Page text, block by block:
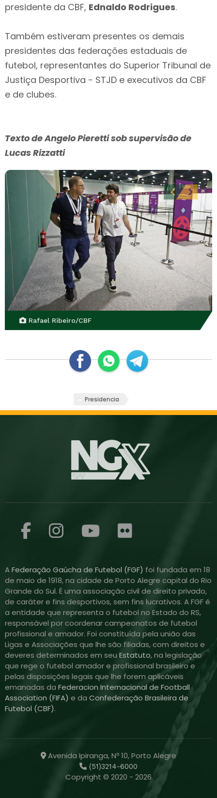
presidente da CBF, Ednaldo Rodrigues.
Também estiveram presentes os demais
presidentes das federações estaduais de
futebol, representantes do Superior Tribunal de
Justiça Desportiva - STJD e executivos da CBF
e de clubes.
Texto de Angelo Pieretti sob supervisão de
Lucas Rizzatti
Rafael Ribeiro/CBF
Presidencia
AFederação Gaúcha de Futebol (FGF) foi fundada em 18
de maio de 1918, na cidade de Porto Alegre capital do Rio
Grande do Sul. É uma associação civil de direito privado,
de caráter e fins desportivos, sem fins lucrativos. A FGF é
a entidade que representa o futebol no Estado do RS,
responsável por coordenar campeonatos de futebol
profissional e amador. Foi constituída pela união das
Ligas e Associações que lhe são filiadas, com direitos e
deveres determinados em seu Estatuto, na legislação
que rege o futebol amador e profissional brasileiro e
pelas disposições legais que lhe forem aplicáveis
emanadas da Federacion Internacional de Football
Association (FIFA) e da Confederação Brasileira de
Futebol (CBF).
Avenida Ipiranga, Nº 10, Porto Alegre
(51)3214-6000
Copyright © 2020 - 2026